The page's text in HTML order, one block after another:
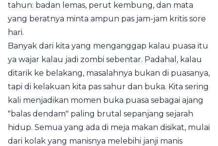
tahun: badan lemas, perut kembung, dan mata
yang beratnya minta ampun pas jam-jam kritis sore
hari.
Banyak dari kita yang menganggap kalau puasa itu
ya wajar kalau jadi zombi sebentar. Padahal, kalau
ditarik ke belakang, masalahnya bukan di puasanya,
tapi di kelakuan kita pas sahur dan buka. Kita sering
kali menjadikan momen buka puasa sebagai ajang
"balas dendam" paling brutal sepanjang sejarah
hidup. Semua yang ada di meja makan disikat, mulai
dari kolak yang manisnya melebihi janji manis